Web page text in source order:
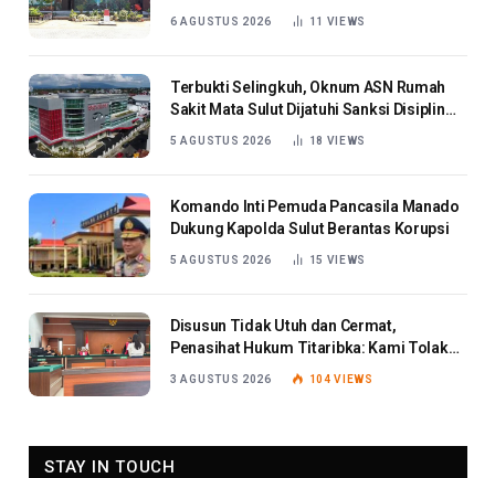
6 AGUSTUS 2026 11 VIEWS
Terbukti Selingkuh, Oknum ASN Rumah
Sakit Mata Sulut Dijatuhi Sanksi Disiplin
5 AGUSTUS 2026 18 VIEWS
Komando Inti Pemuda Pancasila Manado
Dukung Kapolda Sulut Berantas Korupsi
5 AGUSTUS 2026 15 VIEWS
Disusun Tidak Utuh dan Cermat,
Penasihat Hukum Titaribka: Kami Tolak
3 AGUSTUS 2026 104VIEWS
STAY IN TOUCH